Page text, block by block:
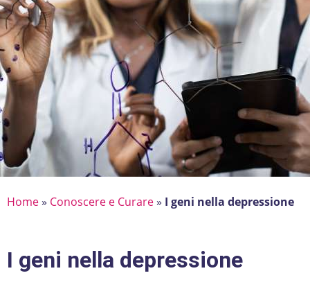
Home» Conoscere e Curare» I geni nella depressione
I geni nella depressione